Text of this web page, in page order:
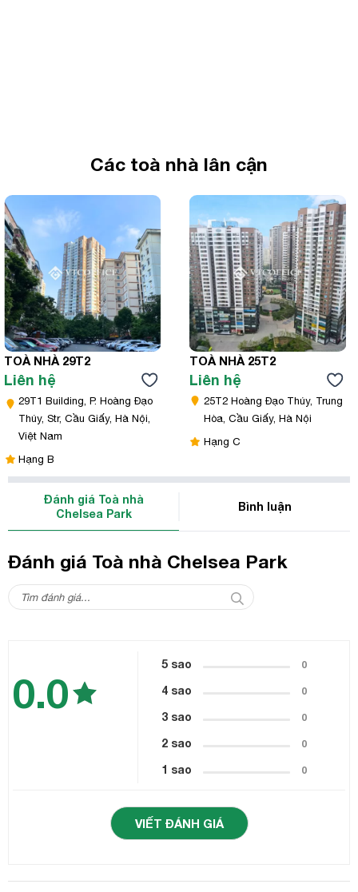
Các toà nhà lân cận
TOÀ NHÀ 29T2
Liên hệ
29T1 Building, P. Hoàng Đạo
Thúy, Str, Cầu Giấy, Hà Nội,
Việt Nam
Hạng B
TOÀ NHÀ 25T2
Liên hệ
25T2 Hoàng Đạo Thúy, Trung
Hòa, Cầu Giấy, Hà Nội
Hạng C
Đánh giá Toà nhà
Chelsea Park
Bình luận
Đánh giá Toà nhà Chelsea Park
0.0
5 sao 0
4 sao 0
3 sao 0
2 sao 0
1 sao 0
VIẾT ĐÁNH GIÁ